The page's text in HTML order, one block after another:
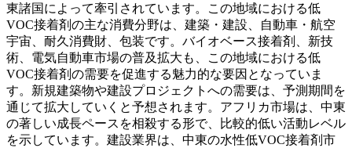
東諸国によって牽引されています。この地域における低
VOC接着剤の主な消費分野は、建築・建設、自動車・航空
宇宙、耐久消費財、包装です。バイオベース接着剤、新技
術、電気自動車市場の普及拡大も、この地域における低
VOC接着剤の需要を促進する魅力的な要因となっていま
す。新規建築物や建設プロジェクトへの需要は、予測期間を
通じて拡大していくと予想されます。アフリカ市場は、中東
の著しい成長ペースを相殺する形で、比較的低い活動レベル
を示しています。建設業界は、中東の水性低VOC接着剤市